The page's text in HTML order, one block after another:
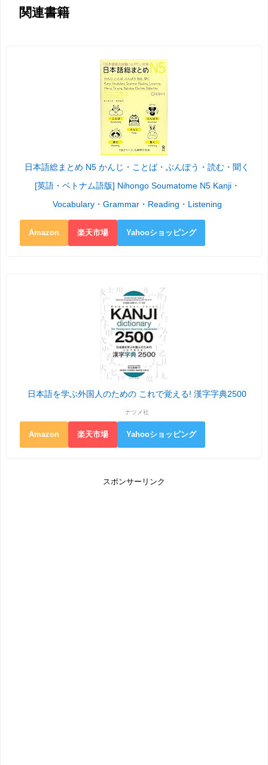
関連書籍
日本語総まとめ N5 かんじ・ことば・ぶんぽう・読む・聞く
[英語・ベトナム語版] Nihongo Soumatome N5 Kanji・
Vocabulary・Grammar・Reading・Listening
Amazon 楽天市場 Yahooショッピング
日本語を学ぶ外国人のための これで覚える! 漢字字典2500
ナツメ社
Amazon 楽天市場 Yahooショッピング
スポンサーリンク